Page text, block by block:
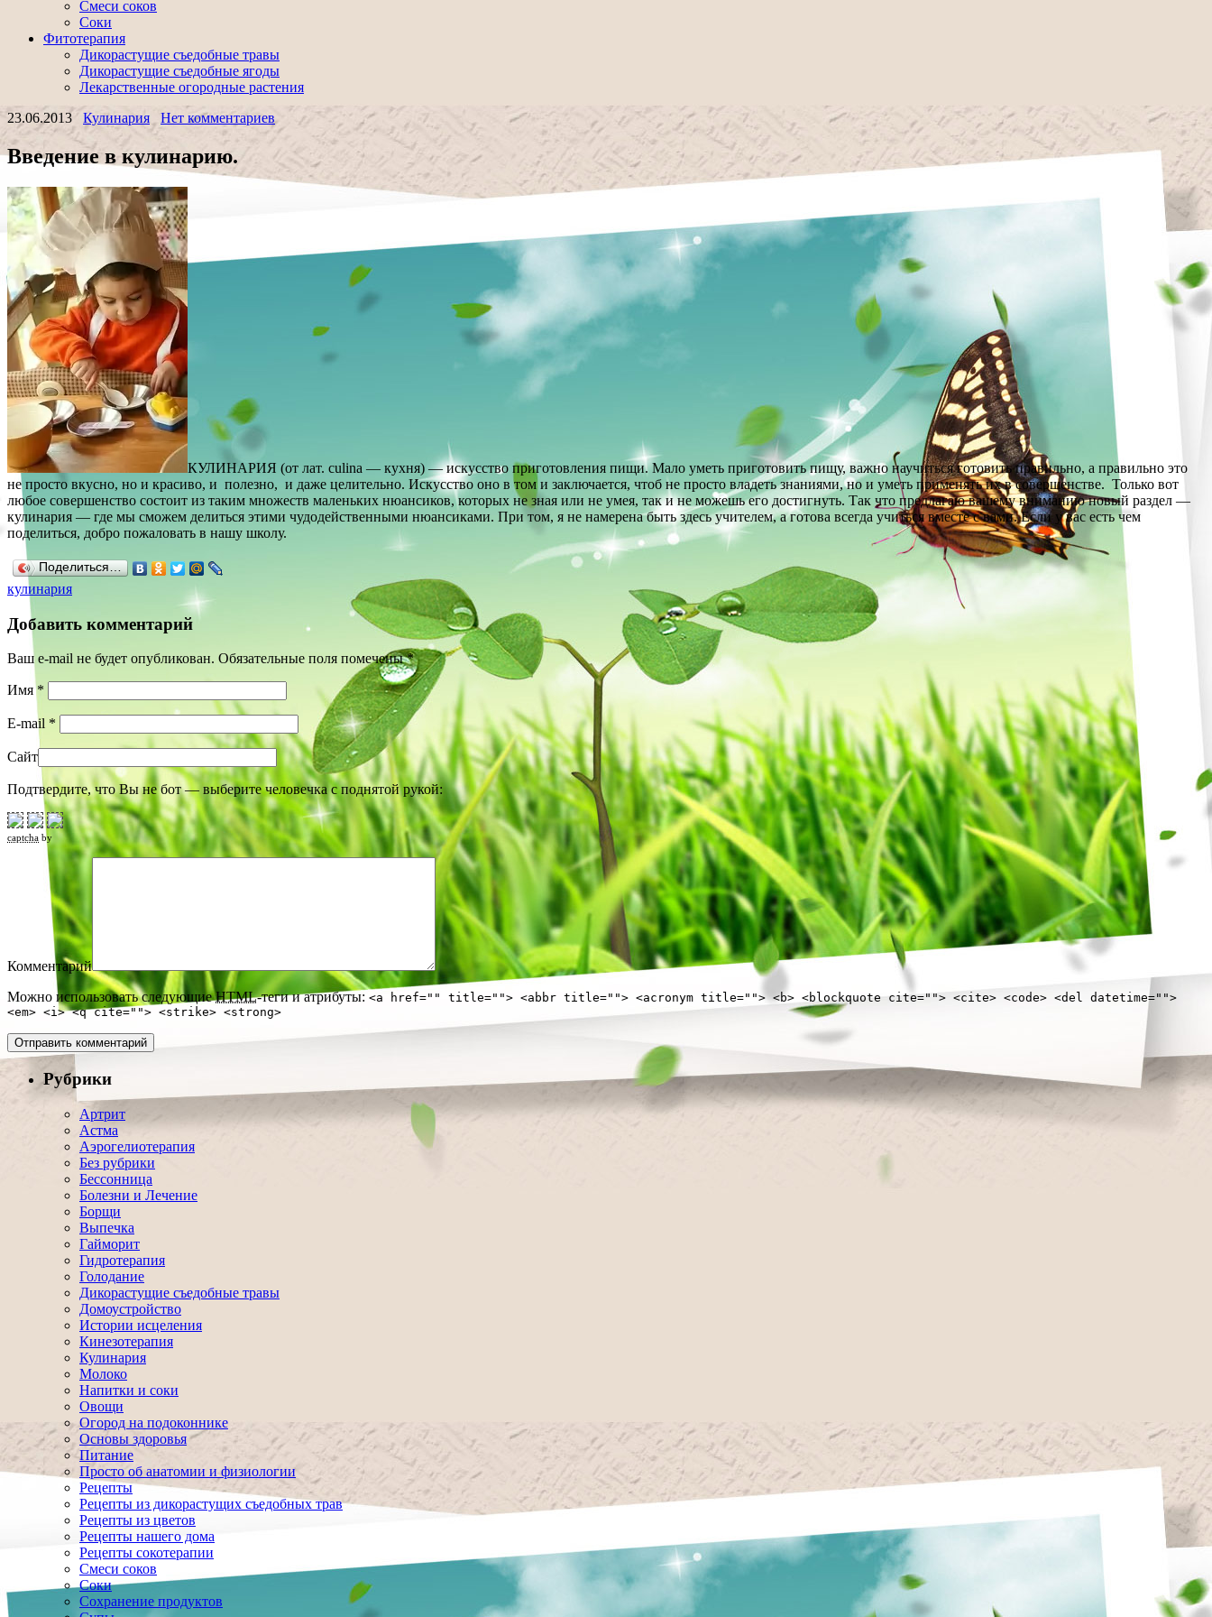
Смеси соков
Соки
Фитотерапия
Дикорастущие съедобные травы
Дикорастущие съедобные ягоды
Лекарственные огородные растения
23.06.2013
Кулинария Нет комментариев
Введение в кулинарию.
КУЛИНАРИЯ (от лат. culina — кухня) — искусство приготовления пищи. Мало уметь приготовить пищу, важно научиться готовить правильно, а правильно это
не просто вкусно, но и красиво, и полезно, и даже целительно. Искусство оно в том и заключается, чтоб не просто владеть знаниями, но и уметь применять их в совершенстве. Только вот
любое совершенство состоит из таким множеств маленьких нюансиков, которых не зная или не умея, так и не можешь его достигнуть. Так что предлагаю вашему вниманию новый раздел —
кулинария — где мы сможем делиться этими чудодейственными нюансиками. При том, я не намерена быть здесь учителем, а готова всегда учиться вместе с вами. Если у вас есть чем
поделиться, добро пожаловать в нашу школу.
Поделиться…
кулинария
Добавить комментарий
Ваш e-mail не будет опубликован. Обязательные поля помечены*
Имя*
E-mail *
Сайт
Подтвердите, что Вы не бот — выберите человечка с поднятой рукой:
captcha by
Комментарий
Можно использовать следующиеHTML-теги и атрибуты: <a href="" title=""> <abbr title=""> <acronym title=""> <b> <blockquote cite=""> <cite> <code> <del datetime="">
<em> <i> <q cite=""> <strike> <strong>
Рубрики
Артрит
Астма
Аэрогелиотерапия
Без рубрики
Бессонница
Болезни и Лечение
Борщи
Выпечка
Гайморит
Гидротерапия
Голодание
Дикорастущие съедобные травы
Домоустройство
Истории исцеления
Кинезотерапия
Кулинария
Молоко
Напитки и соки
Овощи
Огород на подоконнике
Основы здоровья
Питание
Просто об анатомии и физиологии
Рецепты
Рецепты из дикорастущих съедобных трав
Рецепты из цветов
Рецепты нашего дома
Рецепты сокотерапии
Смеси соков
Соки
Сохранение продуктов